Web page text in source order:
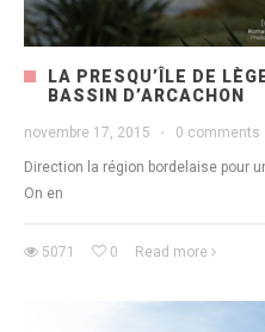
LA PRESQU’ÎLE DE
BASSIN D’ARCACHON
novembre 17, 2015 · 0 comments
Direction la région bordelaise pour
On en
5071 0 Read more